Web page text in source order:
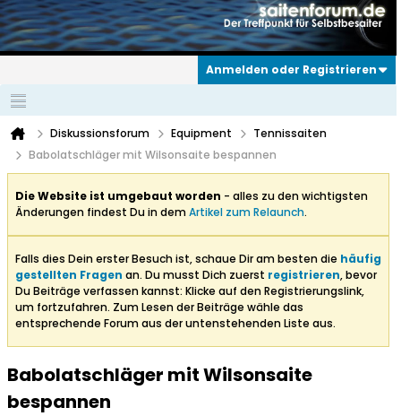
Anmelden oder Registrieren
Diskussionsforum Equipment
Tennissaiten
Babolatschläger mit Wilsonsaite bespannen
Die Website ist umgebaut worden - alles zu den wichtigsten
Änderungen findest Du in demArtikel zum Relaunch.
Falls dies Dein erster Besuch ist, schaue Dir am besten die häufig
gestellten Fragen an. Du musst Dich zuerst registrieren, bevor
Du Beiträge verfassen kannst: Klicke auf den Registrierungslink,
um fortzufahren. Zum Lesen der Beiträge wähle das
entsprechende Forum aus der untenstehenden Liste aus.
Babolatschläger mit Wilsonsaite
bespannen